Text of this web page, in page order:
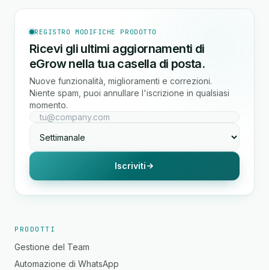
REGISTRO MODIFICHE PRODOTTO
Ricevi gli ultimi aggiornamenti di
eGrow nella tua casella di posta.
Nuove funzionalità, miglioramenti e correzioni.
Niente spam, puoi annullare l'iscrizione in qualsiasi
momento.
Iscriviti
PRODOTTI
Gestione del Team
Automazione di WhatsApp